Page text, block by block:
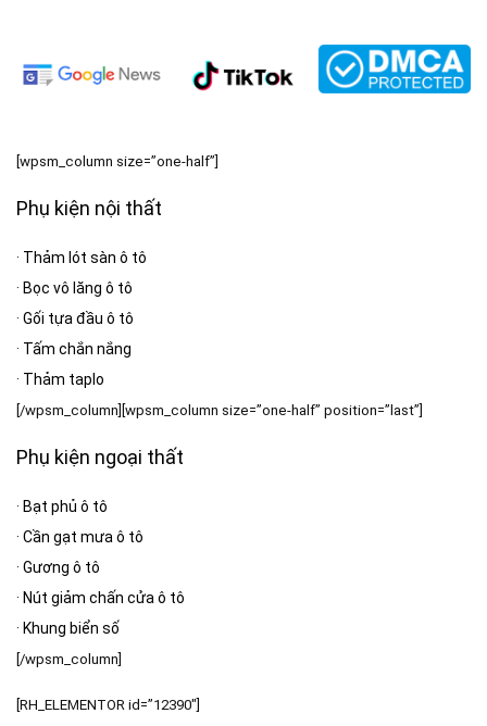
[wpsm_column size=”one-half”]
Phụ kiện nội thất
· Thảm lót sàn ô tô
· Bọc vô lăng ô tô
· Gối tựa đầu ô tô
· Tấm chắn nắng
· Thảm taplo
[/wpsm_column][wpsm_column size=”one-half” position=”last”]
Phụ kiện ngoại thất
· Bạt phủ ô tô
· Cần gạt mưa ô tô
· Gương ô tô
· Nút giảm chấn cửa ô tô
· Khung biển số
[/wpsm_column]
[RH_ELEMENTOR id=”12390″]